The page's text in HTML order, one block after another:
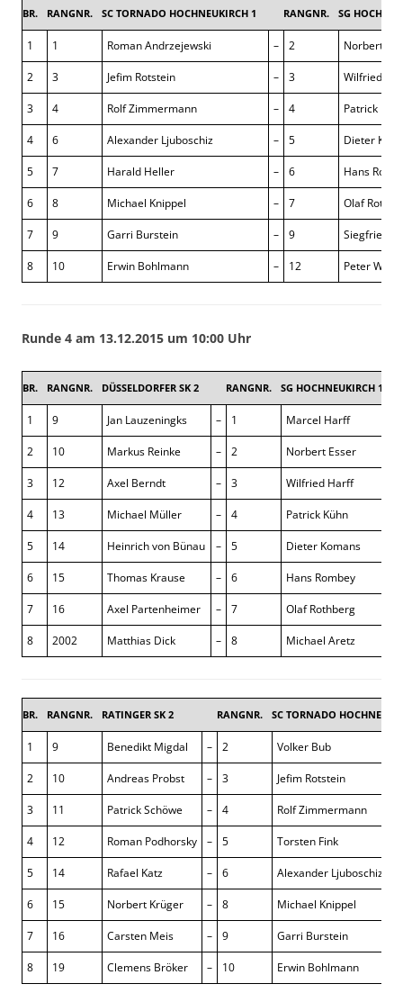
BR. RANGNR. SC TORNADO HOCHNEUKIRCH 1 RANGNR. SG
1 1 Roman Andrzejewski – 2 Norbert
2 3 Jefim Rotstein – 3 Wilfried
3 4 Rolf Zimmermann – 4 Patrick
4 6 Alexander Ljuboschiz – 5 Dieter
5 7 Harald Heller – 6 Hans
6 8 Michael Knippel – 7 Olaf
7 9 Garri Burstein – 9 Siegfried
8 10 Erwin Bohlmann – 12 Peter
Runde 4 am 13.12.2015 um 10:00 Uhr
BR. RANGNR. DÜSSELDORFER SK 2 RANGNR. SG HOCHNEUKIRCH 1
1 9 Jan Lauzeningks – 1 Marcel Harff
2 10 Markus Reinke – 2 Norbert Esser
3 12 Axel Berndt – 3 Wilfried Harff
4 13 Michael Müller – 4 Patrick Kühn
5 14 Heinrich von Bünau – 5 Dieter Komans
6 15 Thomas Krause – 6 Hans Rombey
7 16 Axel Partenheimer – 7 Olaf Rothberg
8 2002 Matthias Dick – 8 Michael Aretz
BR. RANGNR. RATINGER SK 2 RANGNR. SC TORNADO
1 9 Benedikt Migdal – 2 Volker Bub
2 10 Andreas Probst – 3 Jefim Rotstein
3 11 Patrick Schöwe – 4 Rolf Zimmermann
4 12 Roman Podhorsky – 5 Torsten Fink
5 14 Rafael Katz – 6 Alexander Ljuboschiz
6 15 Norbert Krüger – 8 Michael Knippel
7 16 Carsten Meis – 9 Garri Burstein
8 19 Clemens Bröker – 10 Erwin Bohlmann